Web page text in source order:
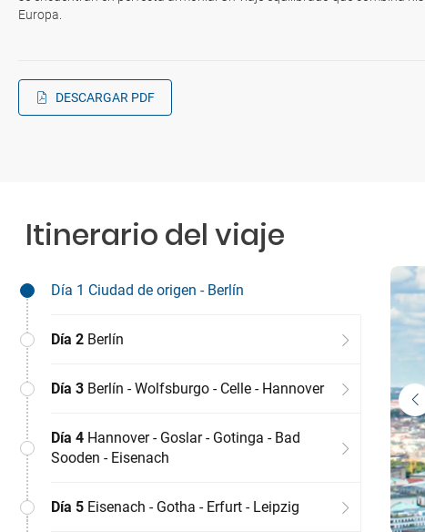
Europa.
DESCARGAR PDF
Itinerario del viaje
Día 1 Ciudad de origen - Berlín
Día 2 Berlín
Día 3 Berlín - Wolfsburgo - Celle - Hannover
Día 4 Hannover - Goslar - Gotinga - Bad
Sooden - Eisenach
Día 5 Eisenach - Gotha - Erfurt - Leipzig